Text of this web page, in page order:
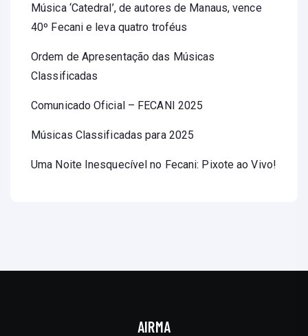
Música ‘Catedral’, de autores de Manaus, vence
40º Fecani e leva quatro troféus
Ordem de Apresentação das Músicas
Classificadas
Comunicado Oficial – FECANI 2025
Músicas Classificadas para 2025
Uma Noite Inesquecível no Fecani: Pixote ao Vivo!
AIRMA